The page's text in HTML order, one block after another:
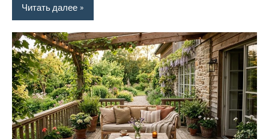
Читать далее